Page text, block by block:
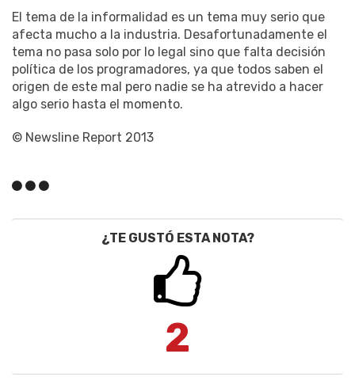
El tema de la informalidad es un tema muy serio que
afecta mucho a la industria. Desafortunadamente el
tema no pasa solo por lo legal sino que falta decisión
política de los programadores, ya que todos saben el
origen de este mal pero nadie se ha atrevido a hacer
algo serio hasta el momento.
© Newsline Report 2013
¿TE GUSTÓ ESTA NOTA?
2